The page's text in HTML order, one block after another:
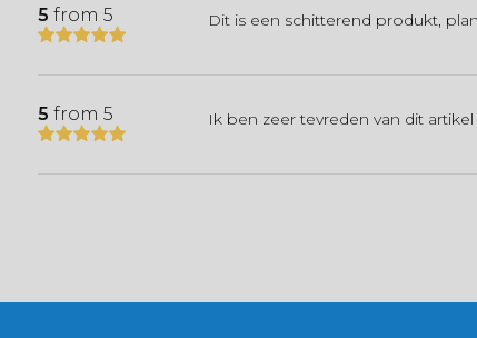
5 from 5 Dit is een schitterend produkt,
5 from 5 Ik ben zeer tevreden van dit